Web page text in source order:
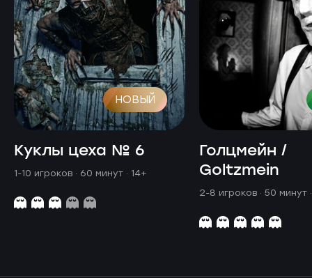
НОВЫЙ
Куклы цеха № 6
1-10 игроков · 60 минут · 14+
Голцмейн /
Goltzmein
2-8 игроков · 50 минут